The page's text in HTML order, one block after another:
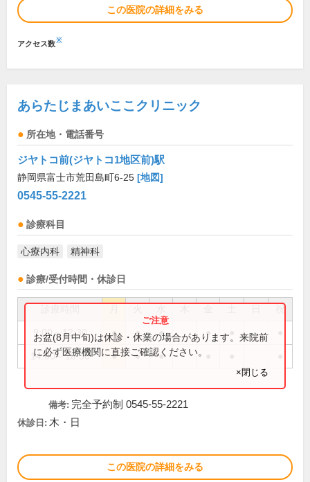
この医院の詳細をみる
アクセス数※
あらたじまあいここクリニック
所在地・電話番号
ジヤトコ前(ジヤトコ1地区前)駅
静岡県富士市荒田島町6-25 [地図]
0545-55-2221
診療科目
心療内科 精神科
診療/受付時間・休診日
祝
9:00～12:30 ● ● ● ●
14:00～18:30 ● ● ●
お盆(8月中旬)は休診・休業の場合があります。来院前
に必ず医療機関に直接ご確認ください。
×閉じる
備考: 完全予約制 0545-55-2221
休診日: 木・日
この医院の詳細をみる